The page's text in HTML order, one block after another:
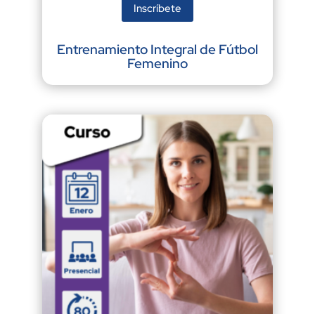
Inscríbete
Entrenamiento Integral de Fútbol
Femenino